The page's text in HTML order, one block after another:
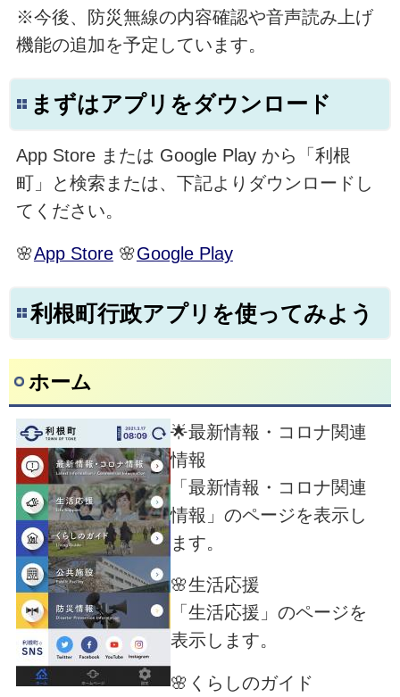
※今後、防災無線の内容確認や音声読み上げ
機能の追加を予定しています。
まずはアプリをダウンロード
App Store または Google Play から「利根
町」と検索または、下記よりダウンロードし
てください。
🌸App Store🌸Google Play
利根町行政アプリを使ってみよう
ホーム
🌟最新情報・コロナ関連
情報
「最新情報・コロナ関連
情報」のページを表示し
ます。
🌸生活応援
「生活応援」のページを
表示します。
🌸くらしのガイド